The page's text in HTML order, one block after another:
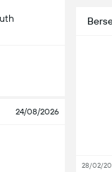
24/08/2026
28/02/